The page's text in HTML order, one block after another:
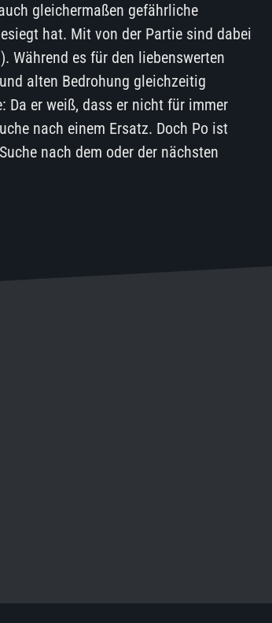
gleichermaßen gefährliche
hat. Mit von der Partie sind dabei
Während es für den liebenswerten
alten Bedrohung gleichzeitig
Da er weiß, dass er nicht für immer
nach einem Ersatz. Doch Po ist
nach dem oder der nächsten